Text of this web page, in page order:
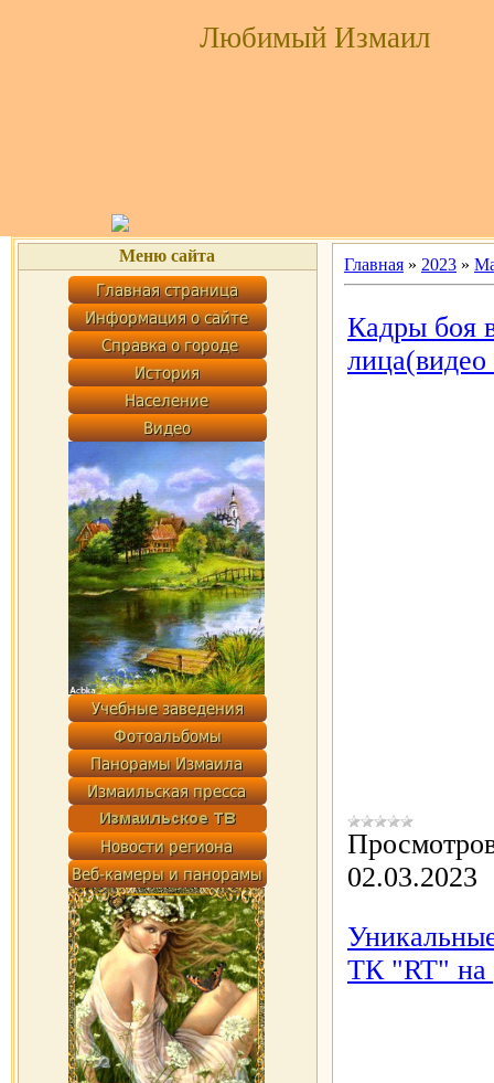
Любимый Измаил
Меню сайта Главная » 2023 »
Кадры боя
02.03.2023
ТК "RT" на